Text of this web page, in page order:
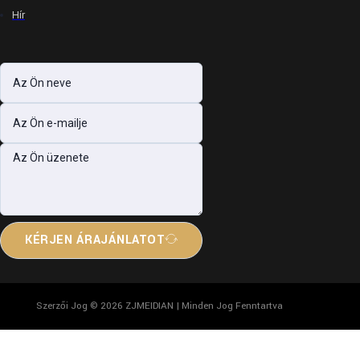
Hír
KÉRJEN ÁRAJÁNLATOT
Szerzői Jog © 2026 ZJMEIDIAN | Minden Jog Fenntartva